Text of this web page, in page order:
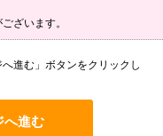
ざいます。
進む」ボタンをクリックし